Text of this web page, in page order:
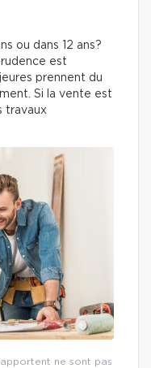
ou dans 12 ans?
est
prennent du
Si la vente est
travaux
ne sont pas